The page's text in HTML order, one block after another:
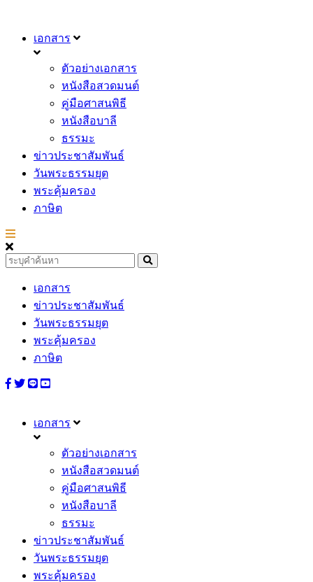
เอกสาร
ตัวอย่างเอกสาร
หนังสือสวดมนต์
คู่มือศาสนพิธี
หนังสือบาลี
ธรรมะ
ข่าวประชาสัมพันธ์
วันพระธรรมยุต
พระคุ้มครอง
ภาษิต
เอกสาร
ข่าวประชาสัมพันธ์
วันพระธรรมยุต
พระคุ้มครอง
ภาษิต
เอกสาร
ตัวอย่างเอกสาร
หนังสือสวดมนต์
คู่มือศาสนพิธี
หนังสือบาลี
ธรรมะ
ข่าวประชาสัมพันธ์
วันพระธรรมยุต
พระคุ้มครอง